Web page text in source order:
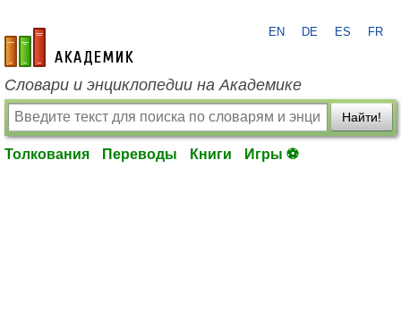
academic.ru
EN DE ES FR
Словари и энциклопедии на Академике
Найти!
Толкования Переводы Книги Игры ⚽